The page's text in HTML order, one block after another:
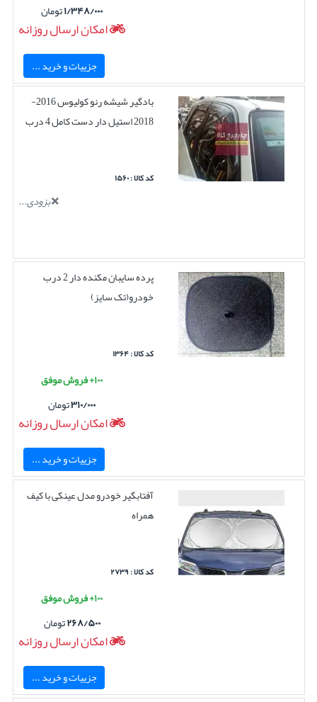
۱/۳۴۸/۰۰۰تومان
امکان ارسال روزانه
جزییات و خرید ...
بادگیر شیشه رنو کولیوس 2016-
2018 استیل دار دست کامل 4 درب
کد کالا : ۱۵۶۰
بزودی...
پرده سایبان مکنده دار 2 درب
خودرو(تک سایز)
کد کالا : ۱۳۶۴
۱۰۰+ فروش موفق
۳۱۰/۰۰۰تومان
امکان ارسال روزانه
جزییات و خرید ...
آفتابگیر خودرو مدل عینکی با کیف
همراه
کد کالا : ۲۷۳۹
۱۰۰+ فروش موفق
۲۶۸/۵۰۰تومان
امکان ارسال روزانه
جزییات و خرید ...